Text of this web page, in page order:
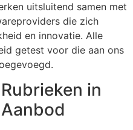
uitsluitend samen met
die zich
en innovatie. Alle
getest voor die aan ons
in